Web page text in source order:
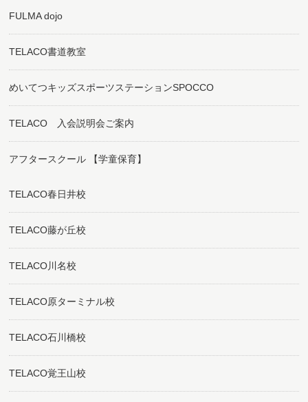
FULMA dojo
TELACO書道教室
めいてつキッズスポーツステーションSPOCCO
TELACO 入会説明会ご案内
アフタースクール 【学童保育】
TELACO春日井校
TELACO藤が丘校
TELACO川名校
TELACO原ターミナル校
TELACO石川橋校
TELACO覚王山校